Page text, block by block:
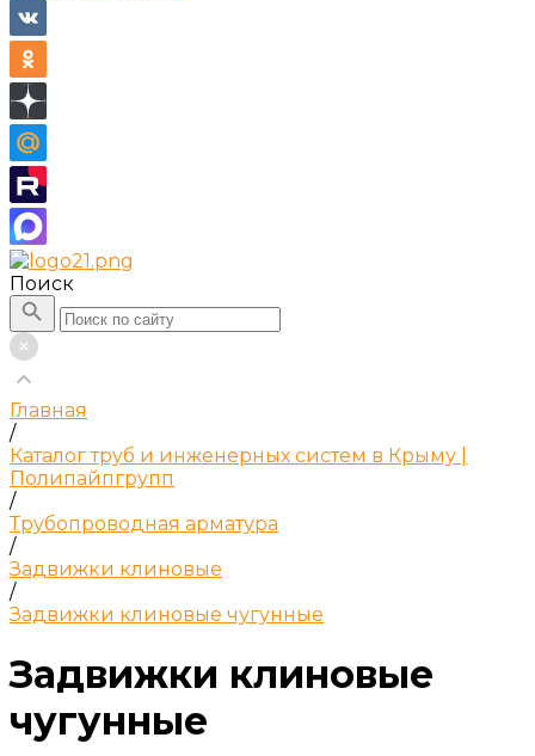
Поиск
Главная
/
Каталог труб и инженерных систем в Крыму |
Полипайпгрупп
/
Трубопроводная арматура
/
Задвижки клиновые
/
Задвижки клиновые чугунные
Задвижки клиновые
чугунные